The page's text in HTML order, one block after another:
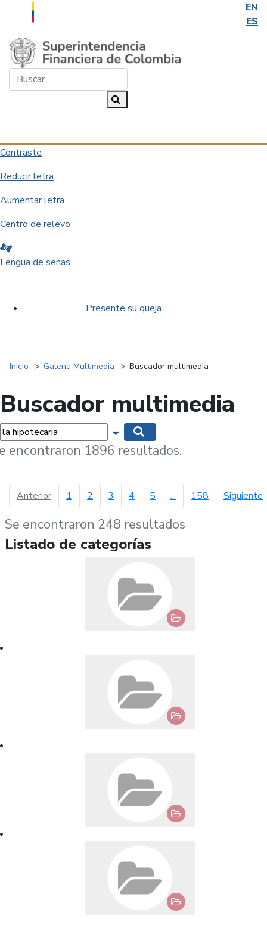
EN
ES
Saltar al contenido principal
Contraste
Reducir letra
Aumentar letra
Centro de relevo
Lengua de señas
Presente su queja
Inicio Galería Multimedia Buscador multimedia
Buscador multimedia
Mostrar opciones de búsqueda
encontraron 1896 resultados.
Anteriorpágina anterior
1 2 3 4 5 ... 158 Siguiente
Se encontraron 248 resultados
Listado de categorías